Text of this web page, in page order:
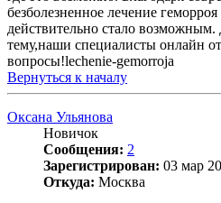
безболезненное лечение
действительно стало возможным.
тему,наши специалисты онлайн
вопросы!lechenie-gemorroja
Вернуться к началу
Оксана Ульянова
Новичок
Сообщения: 2
Зарегистрирован: 03 мар
Откуда: Москва